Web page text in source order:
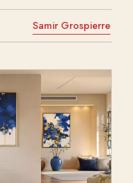
Samir Grospierre